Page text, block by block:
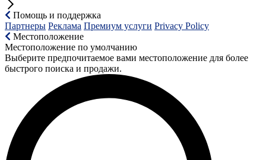
Помощь и поддержка
Партнеры Реклама Премиум услуги Privacy Policy
Местоположение
Местоположение по умолчанию
Выберите предпочитаемое вами местоположение для более
быстрого поиска и продажи.